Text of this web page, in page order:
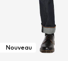
Nouveau